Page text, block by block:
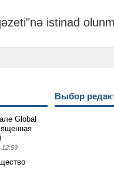
istinad
Global
12:59
Выбор